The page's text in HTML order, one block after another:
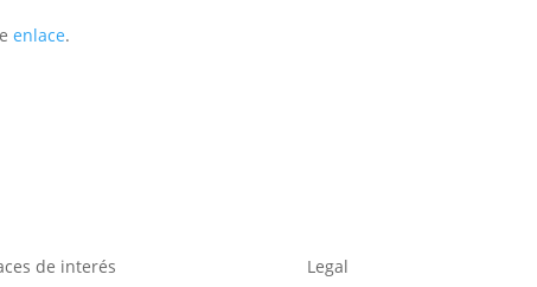
enlace.
de interés Legal